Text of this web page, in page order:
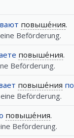
повыше́ния.
Beförderung.
повыше́ния.
Beförderung.
повыше́ния по
Beförderung.
повыше́ния.
Beförderung.